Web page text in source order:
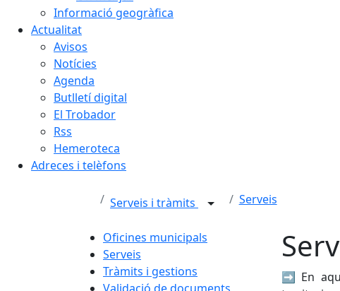
Informació geogràfica
Actualitat
Avisos
Notícies
Agenda
Butlletí digital
El Trobador
Rss
Hemeroteca
Adreces i telèfons
Serveis i tràmits Serveis
Oficines municipals
Serveis
Tràmits i gestions
➡️ En